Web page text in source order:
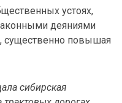
устоях,
деяниями
существенно повышая
сибирская